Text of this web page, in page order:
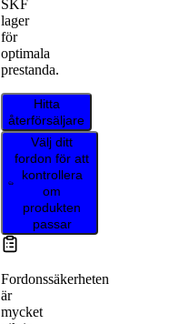
SKF
lager
för
optimala
prestanda.
Hitta
återförsäljare
Välj ditt
fordon för att
kontrollera
om
produkten
passar
Fordonssäkerheten
är
mycket